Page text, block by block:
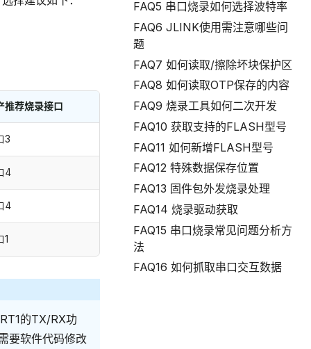
FAQ5 串口烧录如何选择波特率
FAQ6 JLINK使用需注意哪些问
题
FAQ7 如何读取/擦除坏块保护区
FAQ8 如何读取OTP保存的内容
FAQ9 烧录工具如何二次开发
FAQ10 获取支持的FLASH型号
FAQ11 如何新增FLASH型号
FAQ12 特殊数据保存位置
FAQ13 固件包外发烧录处理
FAQ14 烧录驱动获取
FAQ15 串口烧录常见问题分析方
法
FAQ16 如何抓取串口交互数据
推荐烧录接口
3
4
4
1
的TX/RX功
要软件代码修改